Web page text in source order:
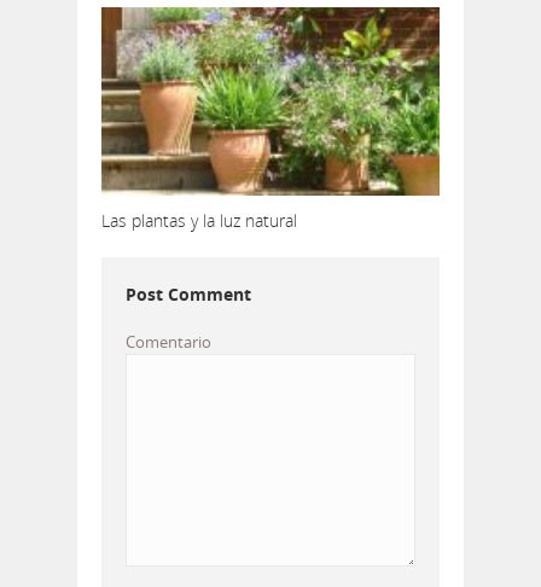
Las plantas y la luz natural
Post Comment
Comentario